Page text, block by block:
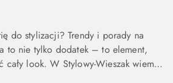
do stylizacji? Trendy i porady na
to nie tylko dodatek – to element,
cały look. W Stylowy-Wieszak wiemy,